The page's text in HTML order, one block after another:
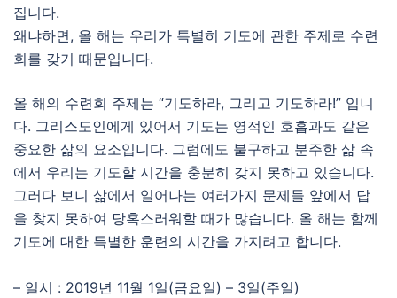
집니다.
왜냐하면, 올 해는 우리가 특별히 기도에 관한 주제로 수련
회를 갖기 때문입니다.
올 해의 수련회 주제는 “기도하라, 그리고 기도하라!” 입니
다. 그리스도인에게 있어서 기도는 영적인 호흡과도 같은
중요한 삶의 요소입니다. 그럼에도 불구하고 분주한 삶 속
에서 우리는 기도할 시간을 충분히 갖지 못하고 있습니다.
그러다 보니 삶에서 일어나는 여러가지 문제들 앞에서 답
을 찾지 못하여 당혹스러워할 때가 많습니다. 올 해는 함께
기도에 대한 특별한 훈련의 시간을 가지려고 합니다.
– 일시 : 2019년 11월 1일(금요일) – 3일(주일)